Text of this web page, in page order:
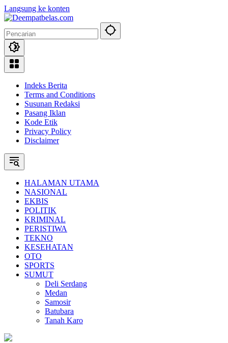
Langsung ke konten
Indeks Berita
Terms and Conditions
Susunan Redaksi
Pasang Iklan
Kode Etik
Privacy Policy
Disclaimer
HALAMAN UTAMA
NASIONAL
EKBIS
POLITIK
KRIMINAL
PERISTIWA
TEKNO
KESEHATAN
OTO
SPORTS
SUMUT
Deli Serdang
Medan
Samosir
Batubara
Tanah Karo